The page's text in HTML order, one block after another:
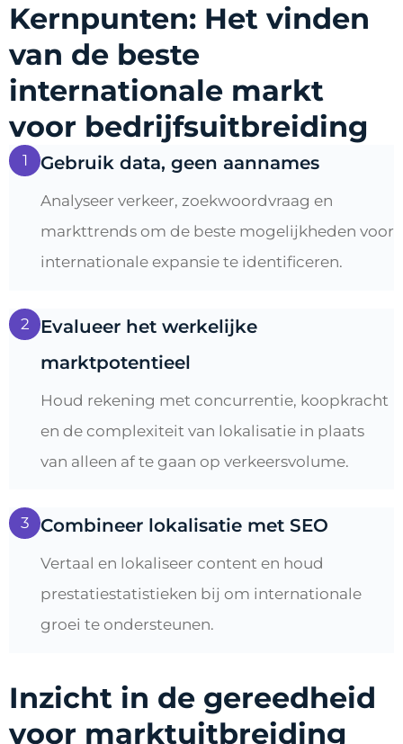
Kernpunten: Het vinden
van de beste
internationale markt
voor bedrijfsuitbreiding
1 Gebruik data, geen aannames
Analyseer verkeer, zoekwoordvraag en
markttrends om de beste mogelijkheden voor
internationale expansie te identificeren.
2
Evalueer het werkelijke
marktpotentieel
Houd rekening met concurrentie, koopkracht
en de complexiteit van lokalisatie in plaats
van alleen af ​​te gaan op verkeersvolume.
3 Combineer lokalisatie met SEO
Vertaal en lokaliseer content en houd
prestatiestatistieken bij om internationale
groei te ondersteunen.
Inzicht in de gereedheid
voor marktuitbreiding